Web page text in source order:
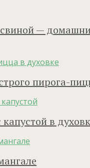
—
пирога-
в